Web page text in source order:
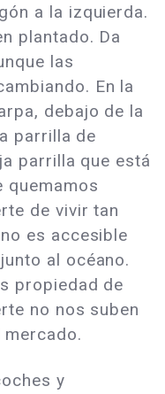
a la izquierda.
plantado. Da
las
En la
debajo de la
parrilla de
parrilla que está
quemamos
de vivir tan
es accesible
al océano.
propiedad de
no nos suben
y